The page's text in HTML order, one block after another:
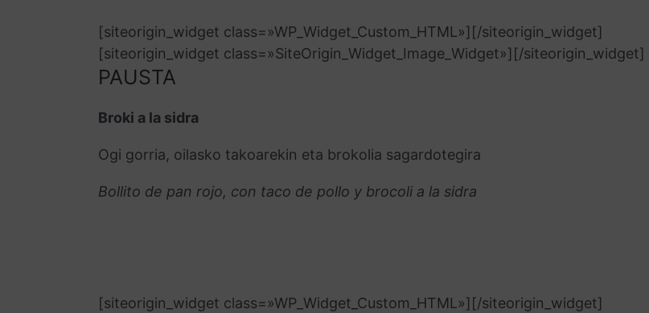
[siteorigin_widget class=»WP_Widget_Custom_HTML»] [/siteorigin_widget]
[siteorigin_widget class=»SiteOrigin_Widget_Image_Widget»] [/siteorigin_widget]
PAUSTA
Broki a la sidra
Ogi gorria, oilasko takoarekin eta brokolia sagardotegira
Bollito de pan rojo, con taco de pollo y brocoli a la sidra
[siteorigin_widget class=»WP_Widget_Custom_HTML»] [/siteorigin_widget]